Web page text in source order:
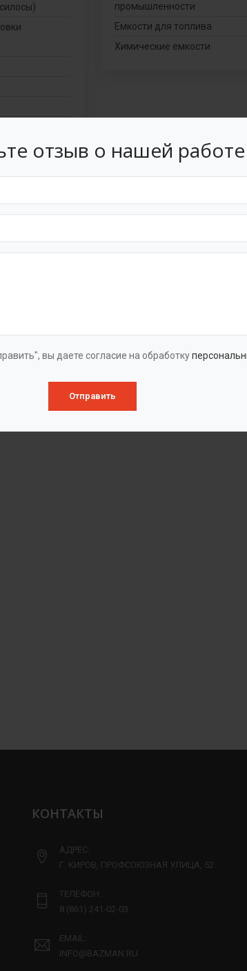
отзыв о нашей работе
вы даете согласие на обработку
Отправить
промышленности
Емкости для топлива
Химические емкости
КОНТАКТЫ
АДРЕС:
Г. КИРОВ, ПРОФСОЮЗНАЯ УЛИЦА, 52
ТЕЛЕФОН:
8 (861) 241-02-03
EMAIL:
INFO@BAZMAN.RU